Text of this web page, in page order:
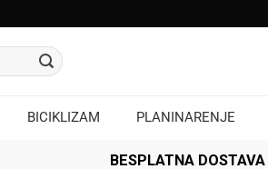
BICIKLIZAM PLANINARENJE
BESPLATNA DOSTAVA